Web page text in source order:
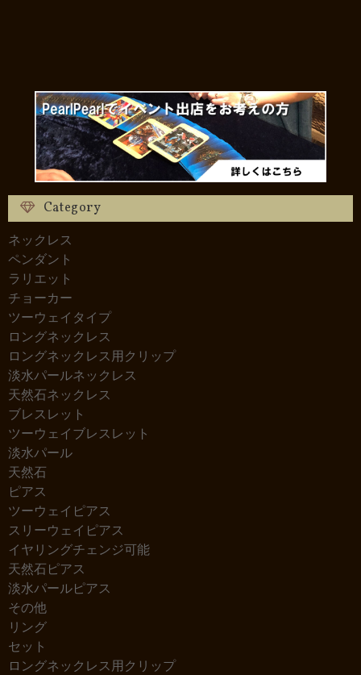
Category
ネックレス
ペンダント
ラリエット
チョーカー
ツーウェイタイプ
ロングネックレス
ロングネックレス用クリップ
淡水パールネックレス
天然石ネックレス
ブレスレット
ツーウェイブレスレット
淡水パール
天然石
ピアス
ツーウェイピアス
スリーウェイピアス
イヤリングチェンジ可能
天然石ピアス
淡水パールピアス
その他
リング
セット
ロングネックレス用クリップ